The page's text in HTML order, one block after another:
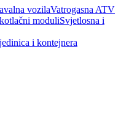
vozilaVatrogasna ATV
moduliSvjetlosna i
i kontejnera